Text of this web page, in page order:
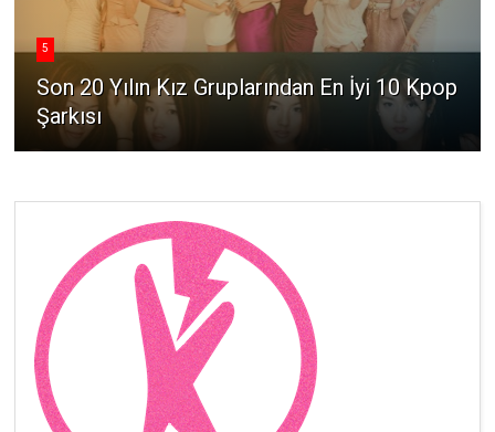
5
Son 20 Yılın Kız Gruplarından En İyi 10 Kpop
Şarkısı